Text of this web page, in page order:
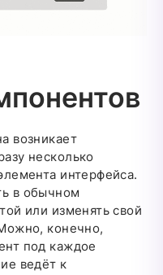
возникает
несколько
интерфейса.
в обычном
или изменять свой
конечно,
под каждое
ведёт к